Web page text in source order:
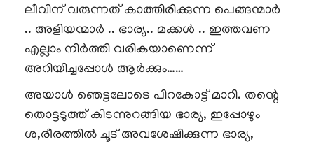
ലീവിന് വരുന്നത് കാത്തിരിക്കുന്ന പെങ്ങന്മാർ
.. അളിയന്മാർ .. ഭാര്യ.. മക്കൾ .. ഇത്തവണ
എല്ലാം നിർത്തി വരികയാണെന്ന്
അറിയിച്ചപ്പോൾ ആർക്കും……
അയാൾ ഞെട്ടലോടെ പിറകോട്ട് മാറി. തന്റെ
തൊട്ടടുത്ത് കിടന്നുറങ്ങിയ ഭാര്യ, ഇപ്പോഴും
ശ,രീരത്തിൽ ചൂട് അവശേഷിക്കുന്ന ഭാര്യ,